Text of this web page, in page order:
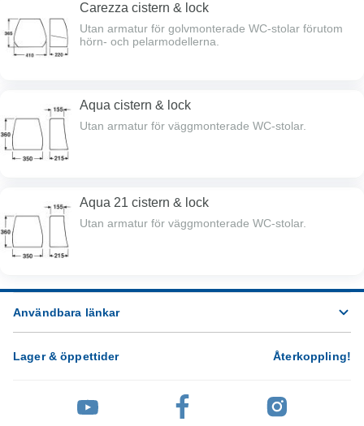
Carezza cistern & lock
Utan armatur för golvmonterade WC-stolar förutom
hörn- och pelarmodellerna.
Aqua cistern & lock
Utan armatur för väggmonterade WC-stolar.
Aqua 21 cistern & lock
Utan armatur för väggmonterade WC-stolar.
Användbara länkar
Lager & öppettider Återkoppling!